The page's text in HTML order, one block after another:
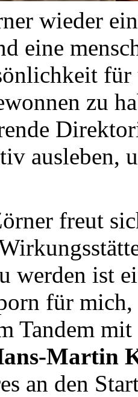
wieder
eine
für
zu
ausleben,
freut
werden ist
für
Tandem mit
Martin
an den